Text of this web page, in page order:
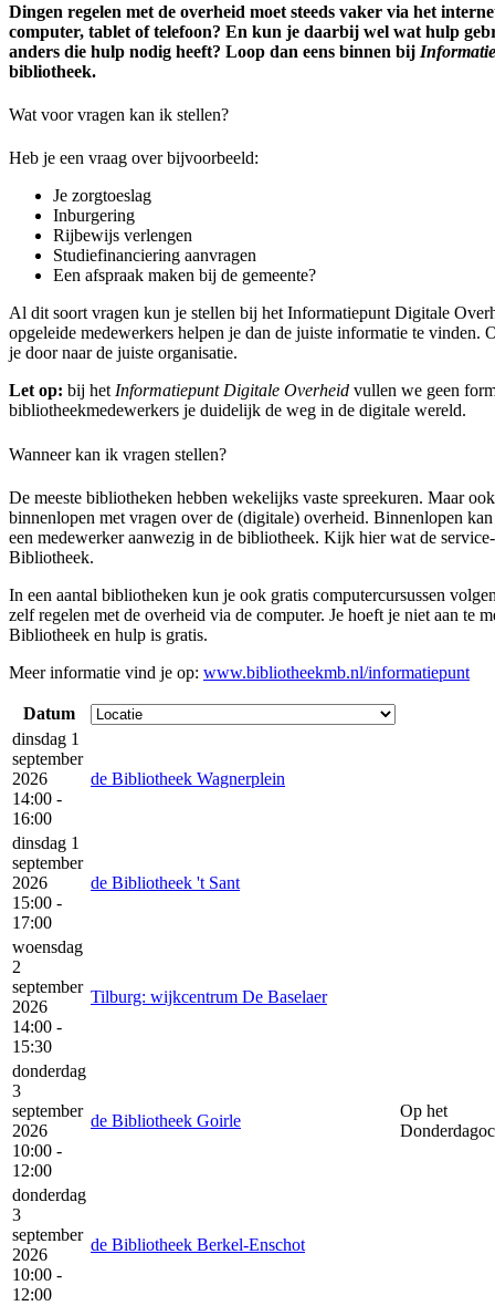
Dingen regelen met de overheid moet steeds vaker via het
computer, tablet of telefoon? En kun je daarbij wel wat hulp
anders die hulp nodig heeft? Loop dan eens binnen bij
bibliotheek.
Wat voor vragen kan ik stellen?
Heb je een vraag over bijvoorbeeld:
Je zorgtoeslag
Inburgering
Rijbewijs verlengen
Studiefinanciering aanvragen
Een afspraak maken bij de gemeente?
Al dit soort vragen kun je stellen bij het Informatiepunt Digitale
opgeleide medewerkers helpen je dan de juiste informatie te vinden.
je door naar de juiste organisatie.
Let op: bij het Informatiepunt Digitale Overheid vullen we geen
bibliotheekmedewerkers je duidelijk de weg in de digitale wereld.
Wanneer kan ik vragen stellen?
De meeste bibliotheken hebben wekelijks vaste spreekuren. Maar
binnenlopen met vragen over de (digitale) overheid. Binnenlopen
een medewerker aanwezig in de bibliotheek. Kijk hier wat de
Bibliotheek.
In een aantal bibliotheken kun je ook gratis computercursussen
zelf regelen met de overheid via de computer. Je hoeft je niet aan te
Bibliotheek en hulp is gratis.
Meer informatie vind je op: www.bibliotheekmb.nl/informatiepunt
Datum
dinsdag 1
september
2026
14:00 -
16:00
de Bibliotheek Wagnerplein
dinsdag 1
september
2026
15:00 -
17:00
de Bibliotheek 't Sant
woensdag
2
september
2026
14:00 -
15:30
Tilburg: wijkcentrum De Baselaer
donderdag
3
september
2026
10:00 -
12:00
de Bibliotheek Goirle
Op het
donderdag
3
september
2026
10:00 -
12:00
de Bibliotheek Berkel-Enschot